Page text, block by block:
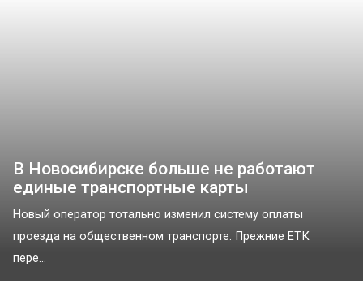
В Новосибирске больше не работают
единые транспортные карты
Новый оператор тотально изменил систему оплаты
проезда на общественном транспорте. Прежние ЕТК
пере...